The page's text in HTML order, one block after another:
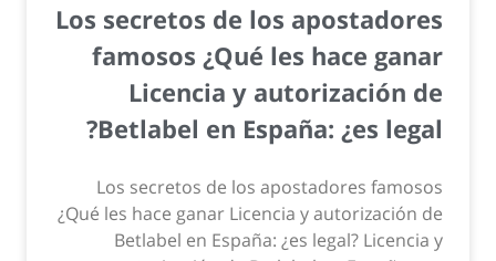
Los secretos de los apostadores
famosos ¿Qué les hace ganar
Licencia y autorización de
Betlabel en España: ¿es legal?
Los secretos de los apostadores famosos
¿Qué les hace ganar Licencia y autorización de
Betlabel en España: ¿es legal? Licencia y